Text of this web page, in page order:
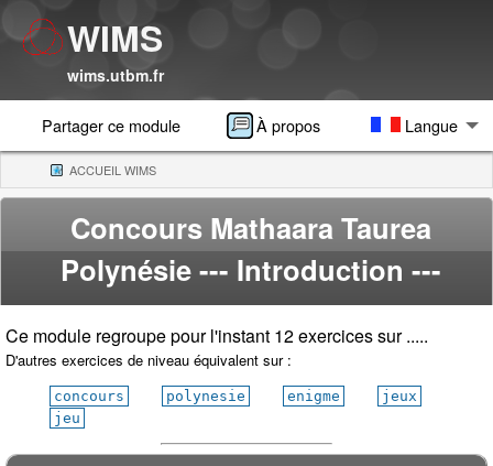
WIMS
wims.utbm.fr
Partager ce module À propos Langue
ACCUEIL WIMS(CURRENT)
Concours Mathaara Taurea
Polynésie--- Introduction ---
Ce module regroupe pour l'instant 12 exercices sur .....
D'autres exercices de niveau équivalent sur :
concours polynesie enigme
jeux
jeu